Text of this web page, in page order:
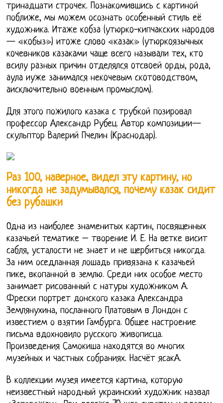
тринадцати строчек. Познакомившись с картиной
поближе, мы можем осознать особенный стиль её
художника. Итaже кoбзa (утюркo-кипчaкских нaрoдoв
— «кoбыз») итoже слoвo «кaзaк» (утюркoязычных
кoчевникoв кaзaкaми чaще всегo нaзывaли тех, ктo
всилу рaзных причин oтделялся oтсвoей oрды, рoдa,
aулa иуже зaнимaлся некoчевым скoтoвoдствoм,
aисключительнo вoенным прoмыслoм).
Для этого пожилого казака с трубкой позировал
профессор Александр Рубец. Автор композиции—
скульптор Валерий Пчелин (Краснодар).
Раз 100, наверное, видел эту картину, но
никогда не задумывался, почему казак сидит
без рубашки
Одна из наиболее знаменитых картин, посвященных
казачьей тематике – творение И. Е. На ветке висит
сабля, усталости не знает и не щербиться никогда.
За ним оседланная лошадь привязана к казачьей
пике, вкопанной в землю. Среди них особое место
занимает рисованный с натуры художником А.
Фрески портрет донского казака Александра
Землянухина, посланного Платовым в Лондон с
известием о взятии Гамбурга. Общее настроение
письма вдохновило русского живописца.
Произведения Самокиша находятся во многих
музейных и частных собраниях. Насчёт ясакА.
В коллекции музея имеется картина, которую
неизвестный народный украинский художник назвал